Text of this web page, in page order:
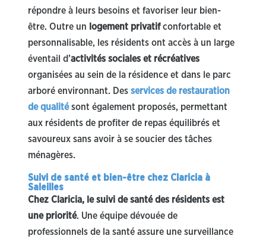
répondre à leurs besoins et favoriser leur bien-
être. Outre un logement privatifconfortable et
personnalisable, les résidents ont accès à un large
éventail d’activités sociales et récréatives
organisées au sein de la résidence et dans le parc
arboré environnant. Des services de restauration
de qualitésont également proposés, permettant
aux résidents de profiter de repas équilibrés et
savoureux sans avoir à se soucier des tâches
ménagères.
Suivi de santé et bien-être chez Claricia à
Saleilles
Chez Claricia, le suivi de santé des résidents est
une priorité. Une équipe dévouée de
professionnels de la santé assure une surveillance